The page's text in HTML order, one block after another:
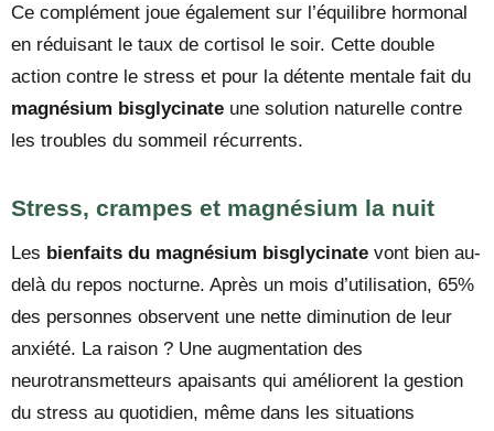
Ce complément joue également sur l’équilibre hormonal
en réduisant le taux de cortisol le soir. Cette double
action contre le stress et pour la détente mentale fait du
magnésium bisglycinate une solution naturelle contre
les troubles du sommeil récurrents.
Stress, crampes et magnésium la nuit
Les bienfaits du magnésium bisglycinate vont bien au-
delà du repos nocturne. Après un mois d’utilisation, 65%
des personnes observent une nette diminution de leur
anxiété. La raison ? Une augmentation des
neurotransmetteurs apaisants qui améliorent la gestion
du stress au quotidien, même dans les situations